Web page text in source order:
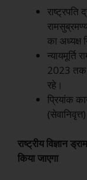
राष्ट्रपति
का अध्यक्ष
2023 तक
रहे।
प्रियांक
राष्ट्रीय विज्ञान
किया जाएगा